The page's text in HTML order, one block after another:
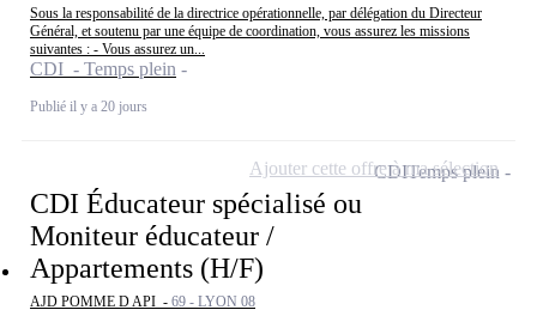
Sous la responsabilité de la directrice opérationnelle, par délégation du Directeur
Général, et soutenu par une équipe de coordination, vous assurez les missions
suivantes : - Vous assurez un...
CDI - Temps plein
Publié il y a 20 jours
CDI Éducateur spécialisé ou
Moniteur éducateur /
Appartements (H/F)
AJD POMME D API - 69 - LYON 08
CDITemps plein
Ajouter cette offre à ma sélection